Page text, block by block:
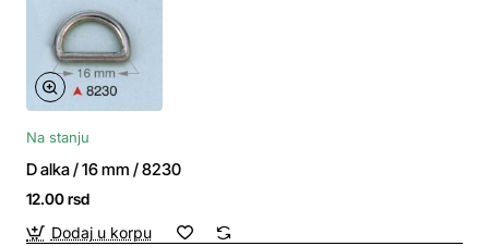
Na stanju
D alka / 16 mm / 8230
12.00 rsd
Dodaj u korpu